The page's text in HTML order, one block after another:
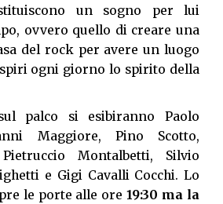
un sogno per lui
ovvero quello di creare una
del rock per avere un luogo
ogni giorno lo spirito della
palco si esibiranno Paolo
Maggiore, Pino Scotto,
Montalbetti, Silvio
e Gigi Cavalli Cocchi. Lo
le porte alle ore19:30 ma la